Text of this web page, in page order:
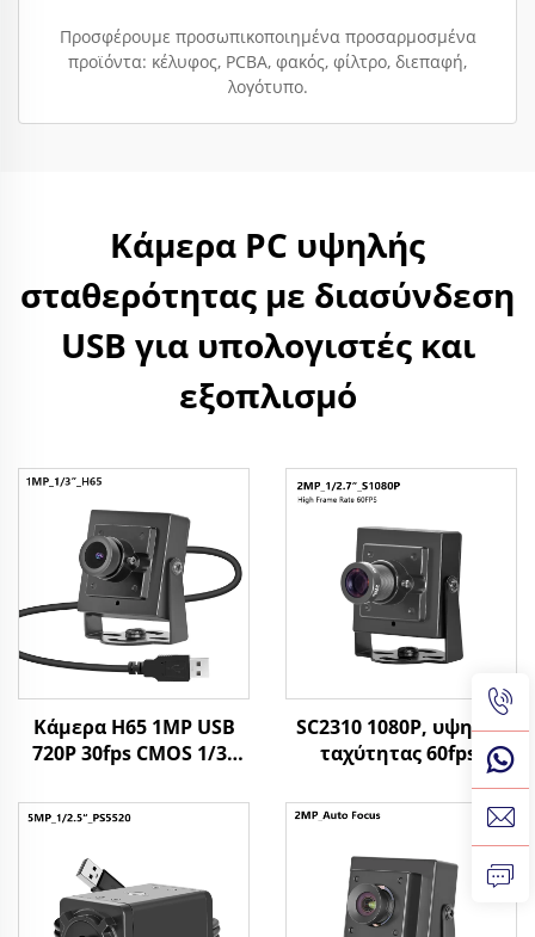
Προσφέρουμε προσωπικοποιημένα προσαρμοσμένα
προϊόντα: κέλυφος, PCBA, φακός, φίλτρο, διεπαφή,
λογότυπο.
Κάμερα PC υψηλής
σταθερότητας με διασύνδεση
USB για υπολογιστές και
εξοπλισμό
Κάμερα H65 1MP USB
720P 30fps CMOS 1/3"
Megapixel Mini Κάμερα
Windows/Android/linux
SC2310 1080P, υψηλής
ταχύτητας 60fps,
ιστοκάμερα USB, 2MP,
UVC, OTG, plug and
play, μικρή HD κάμερα